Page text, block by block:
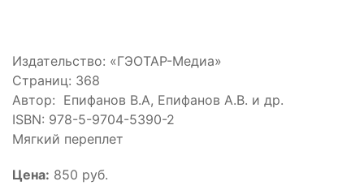
Издательство: «ГЭОТАР-Медиа»
Страниц: 368
Автор: Епифанов В.А, Епифанов А.В. и др.
ISBN: 978-5-9704-5390-2
Мягкий переплет
Цена: 850 руб.